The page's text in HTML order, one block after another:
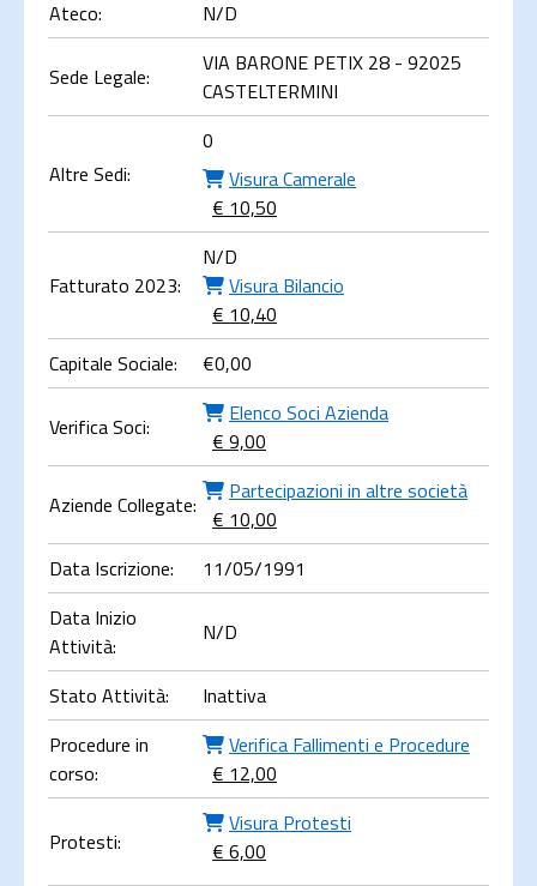
Ateco:
N/D
Sede Legale:
VIA BARONE PETIX 28 - 92025
CASTELTERMINI
Altre Sedi:
0
Visura Camerale
€ 10,50
Fatturato 2023:
N/D
Visura Bilancio
€ 10,40
Capitale Sociale:
€0,00
Verifica Soci:
Elenco Soci Azienda
€ 9,00
Aziende Collegate:
Partecipazioni in altre società
€ 10,00
Data Iscrizione:
11/05/1991
Data Inizio
Attività:
N/D
Stato Attività:
Inattiva
Procedure in
corso:
Verifica Fallimenti e Procedure
€ 12,00
Protesti:
Visura Protesti
€ 6,00